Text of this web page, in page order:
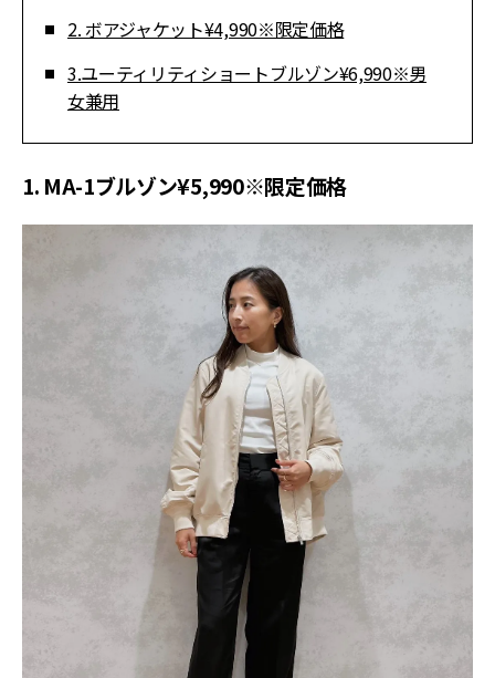
2. ボアジャケット¥4,990※限定価格
3.ユーティリティショートブルゾン¥6,990※男
女兼用
1. MA-1ブルゾン¥5,990※限定価格